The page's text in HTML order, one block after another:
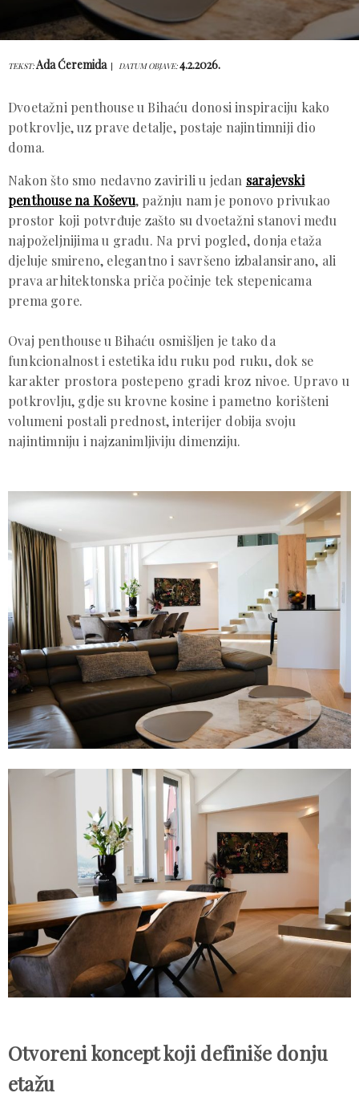
TEKST:Ada Ćeremida DATUM OBJAVE:4.2.2026.
Dvoetažni penthouse u Bihaću donosi inspiraciju kako
potkrovlje, uz prave detalje, postaje najintimniji dio
doma.
Nakon što smo nedavno zavirili u jedan sarajevski
penthouse na Koševu, pažnju nam je ponovo privukao
prostor koji potvrđuje zašto su dvoetažni stanovi među
najpoželjnijima u gradu. Na prvi pogled, donja etaža
djeluje smireno, elegantno i savršeno izbalansirano, ali
prava arhitektonska priča počinje tek stepenicama
prema gore.
Ovaj penthouse u Bihaću osmišljen je tako da
funkcionalnost i estetika idu ruku pod ruku, dok se
karakter prostora postepeno gradi kroz nivoe. Upravo u
potkrovlju, gdje su krovne kosine i pametno korišteni
volumeni postali prednost, interijer dobija svoju
najintimniju i najzanimljiviju dimenziju.
Otvoreni koncept koji definiše donju
etažu